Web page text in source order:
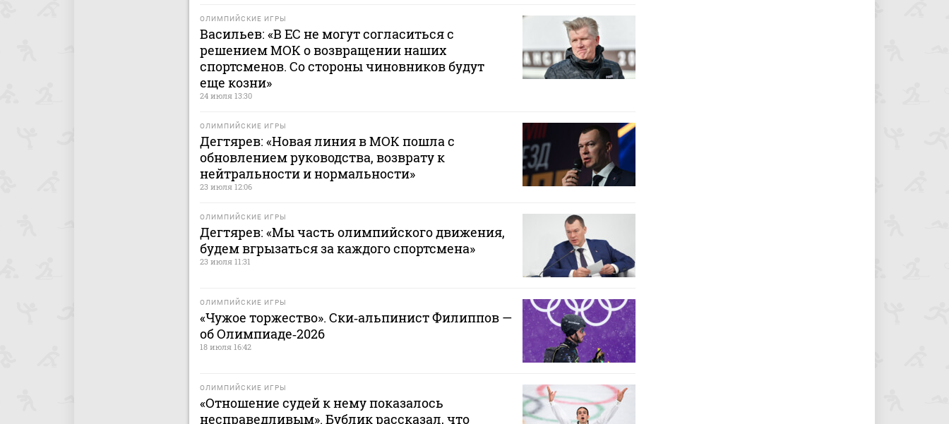
ОЛИМПИЙСКИЕ ИГРЫ
Васильев: «В ЕС не могут согласиться с
решением МОК о возвращении наших
спортсменов. Со стороны чиновников будут
еще козни»
24 июля 13:30
ОЛИМПИЙСКИЕ ИГРЫ
Дегтярев: «Новая линия в МОК пошла с
обновлением руководства, возврату к
нейтральности и нормальности»
23 июля 12:06
ОЛИМПИЙСКИЕ ИГРЫ
Дегтярев: «Мы часть олимпийского движения,
будем вгрызаться за каждого спортсмена»
23 июля 11:31
ОЛИМПИЙСКИЕ ИГРЫ
«Чужое торжество». Ски‑альпинист Филиппов —
об Олимпиаде‑2026
18 июля 16:42
ОЛИМПИЙСКИЕ ИГРЫ
«Отношение судей к нему показалось
несправедливым». Бублик рассказал, что